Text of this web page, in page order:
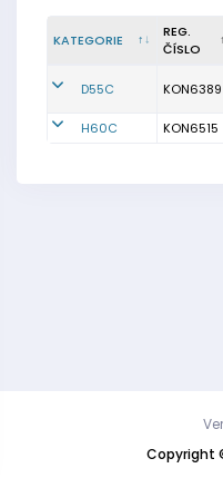
KATEGORIE
REG.
ČÍSLO
D55C KON6389
H60C KON6515
Copyright